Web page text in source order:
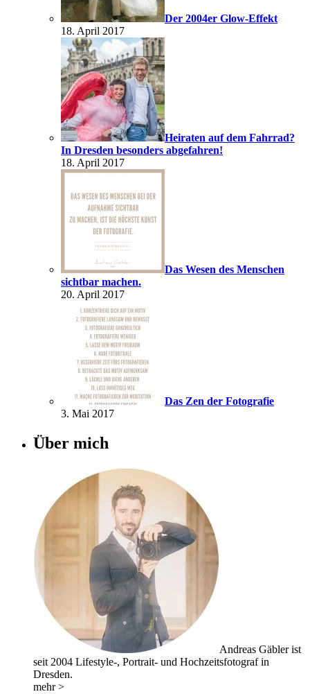
Der 2004er Glow-Effekt
18. April 2017
Heiraten auf dem Fahrrad?
In Dresden besonders abgefahren!
18. April 2017
Das Wesen des Menschen
sichtbar machen.
20. April 2017
Das Zen der Fotografie
3. Mai 2017
Über mich
Andreas Gäbler ist
seit 2004 Lifestyle-, Portrait- und Hochzeitsfotograf in
Dresden.
mehr >